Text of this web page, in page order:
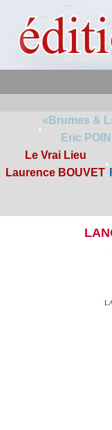
•
«Brumes &
Eric
Le Vrai Lieu
Laurence BOUVET
•